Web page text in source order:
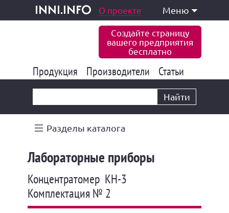
inni.info
и услуги О проекте Меню
Создайте страницу
вашего предприятия
бесплатно
Продукция 177 835
Производители 6 771
Статьи
Найти
Разделы каталога
Лабораторные приборы
Концентратомер КН-3
Комплектация № 2